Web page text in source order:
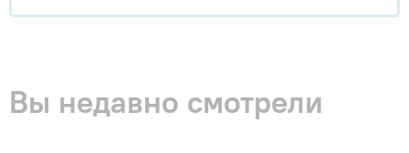
Вы недавно смотрели